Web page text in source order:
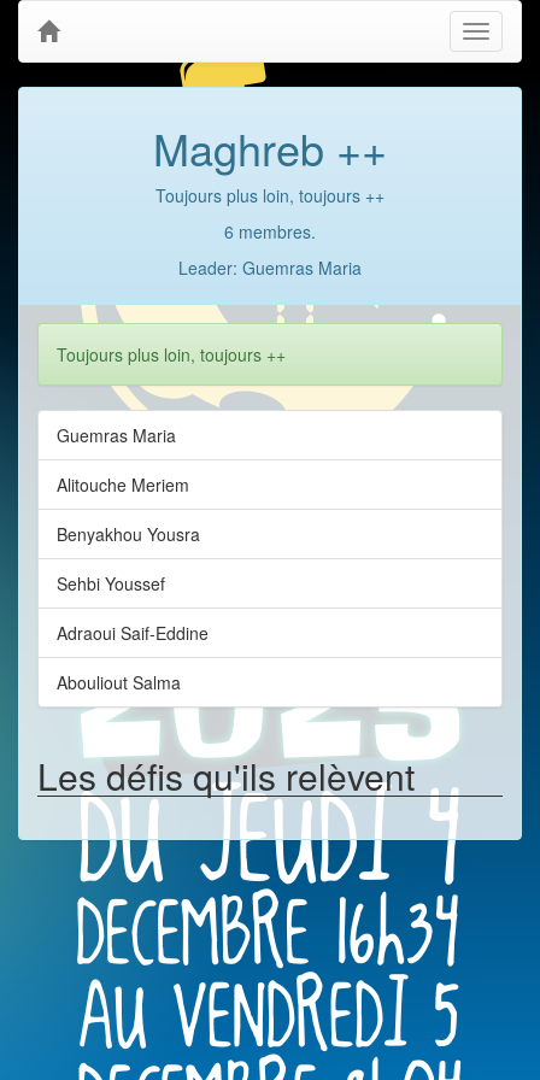
Toggle
Maghreb ++
Toujours plus loin, toujours ++
6 membres.
Leader: Guemras Maria
Toujours plus loin, toujours ++
Guemras Maria
Alitouche Meriem
Benyakhou Yousra
Sehbi Youssef
Adraoui Saif-Eddine
Abouliout Salma
Les défis qu'ils relèvent